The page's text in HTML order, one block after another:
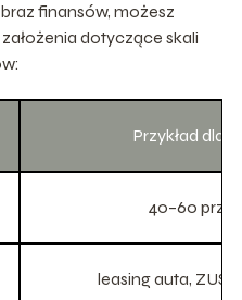
finansów, możesz
dotyczące skali
Przykład dla 1
40–60
leasing auta, ZUS,